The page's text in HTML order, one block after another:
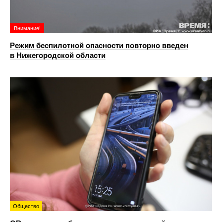
Внимание!
Режим беспилотной опасности повторно введен
в Нижегородской области
Общество